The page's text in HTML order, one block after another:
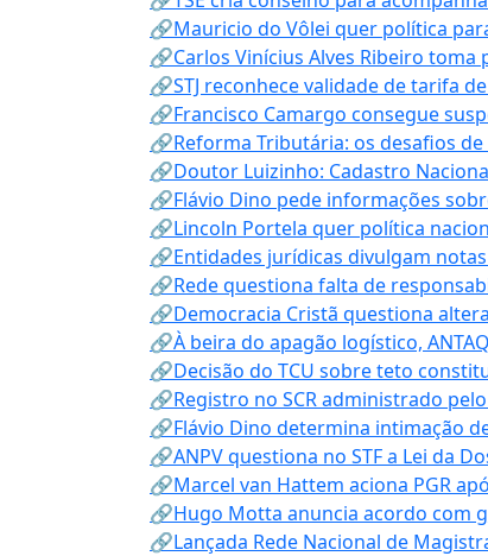
🔗Mauricio do Vôlei quer política
🔗Carlos Vinícius Alves Ribeiro toma
🔗STJ reconhece validade de tarifa
🔗Francisco Camargo consegue
🔗Reforma Tributária: os desafios
🔗Doutor Luizinho: Cadastro
🔗Flávio Dino pede informações
🔗Lincoln Portela quer política
🔗Entidades jurídicas divulgam
🔗Rede questiona falta de
🔗Democracia Cristã questiona
🔗À beira do apagão logístico,
🔗Decisão do TCU sobre teto
🔗Registro no SCR administrado
🔗Flávio Dino determina intimação
🔗ANPV questiona no STF a Lei da
🔗Marcel van Hattem aciona PGR
🔗Hugo Motta anuncia acordo com
🔗Lançada Rede Nacional de